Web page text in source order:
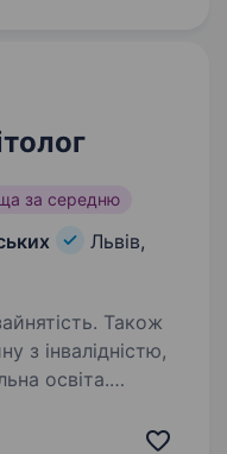
за середню
Львів,
Також
з інвалідністю,
освіта.
2008 року,